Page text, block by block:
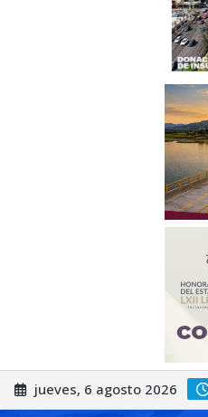
Saltar
al
jueves, 6 agosto 2026